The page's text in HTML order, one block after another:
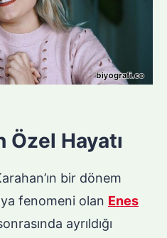
Özel Hayatı
bir dönem
fenomeni olan Enes
ayrıldığı